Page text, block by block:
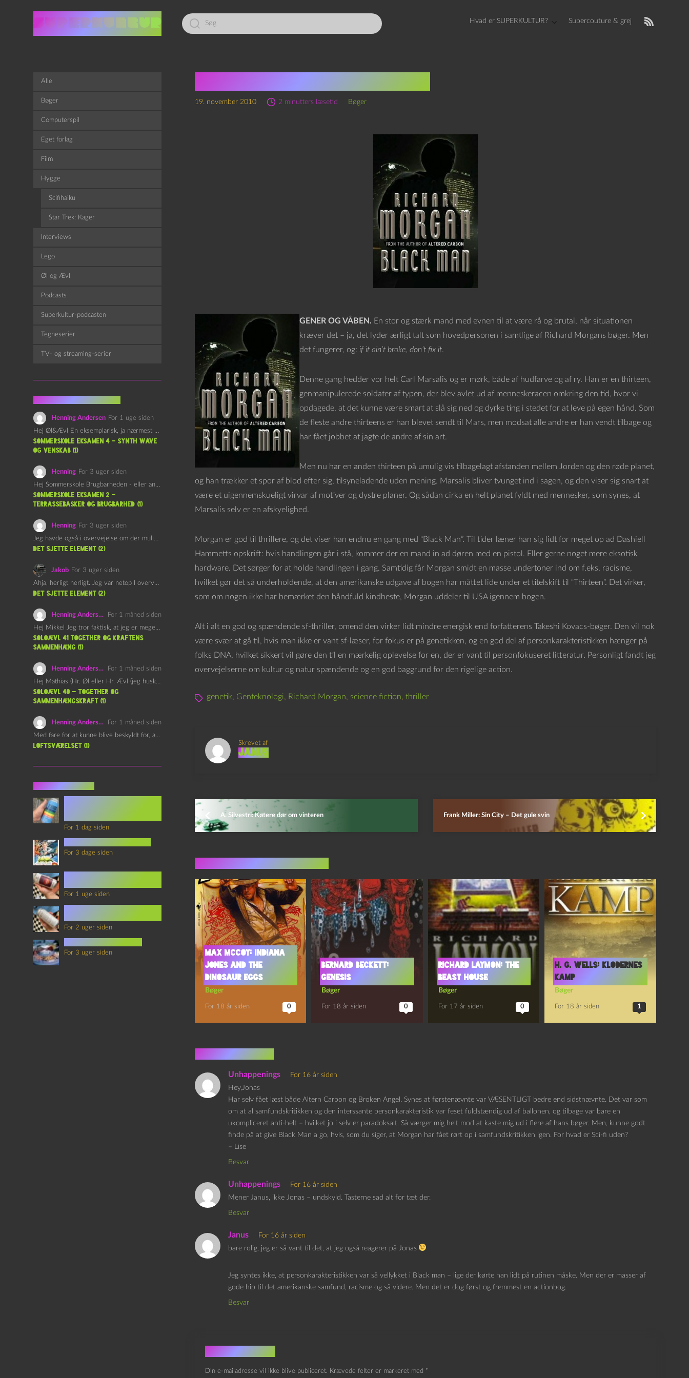
Led
efter:
Hvad er SUPERKULTUR? Supercouture & grej
19. november 2010 2 minutters læsetid Bøger
GENER OG VÅBEN. En stor og stærk mand med evnen til at være rå og brutal, når situationen
kræver det – ja, det lyder ærligt talt som hovedpersonen i samtlige af Richard Morgans bøger. Men
det fungerer, og: if it ain’t broke, don’t fix it.
Denne gang hedder vor helt Carl Marsalis og er mørk, både af hudfarve og af ry. Han er en thirteen,
genmanipulerede soldater af typen, der blev avlet ud af menneskeracen omkring den tid, hvor vi
opdagede, at det kunne være smart at slå sig ned og dyrke ting i stedet for at leve på egen hånd. Som
de fleste andre thirteens er han blevet sendt til Mars, men modsat alle andre er han vendt tilbage og
har fået jobbet at jagte de andre af sin art.
Men nu har en anden thirteen på umulig vis tilbagelagt afstanden mellem Jorden og den røde planet,
og han trækker et spor af blod efter sig, tilsyneladende uden mening. Marsalis bliver tvunget ind i sagen, og den viser sig snart at
være et uigennemskueligt virvar af motiver og dystre planer. Og sådan cirka en helt planet fyldt med mennesker, som synes, at
Marsalis selv er en afskyelighed.
Morgan er god til thrillere, og det viser han endnu en gang med “Black Man”. Til tider læner han sig lidt for meget op ad Dashiell
Hammetts opskrift: hvis handlingen går i stå, kommer der en mand in ad døren med en pistol. Eller gerne noget mere eksotisk
hardware. Det sørger for at holde handlingen i gang. Samtidig får Morgan smidt en masse undertoner ind om f.eks. racisme,
hvilket gør det så underholdende, at den amerikanske udgave af bogen har måttet lide under et titelskift til “Thirteen”. Det virker,
som om nogen ikke har bemærket den håndfuld kindheste, Morgan uddeler til USA igennem bogen.
Alt i alt en god og spændende sf-thriller, omend den virker lidt mindre energisk end forfatterens Takeshi Kovacs-bøger. Den vil nok
være svær at gå til, hvis man ikke er vant sf-læser, for fokus er på genetikken, og en god del af personkarakteristikken hænger på
folks DNA, hvilket sikkert vil gøre den til en mærkelig oplevelse for en, der er vant til personfokuseret litteratur. Personligt fandt jeg
overvejelserne om kultur og natur spændende og en god baggrund for den rigelige action.
genetik, Genteknologi, Richard Morgan, science fiction, thriller
Skrevet af
Janus
A. Silvestri: Køtere dør om vinteren Frank Miller: Sin City – Det gule svin
Max McCoy: Indiana
Jones and the
Dinosaur Eggs
Bøger
For 18 år siden 0
Bernard Beckett:
Genesis
Bøger
For 18 år siden 0
Richard Laymon: The
Beast House
Bøger
For 17 år siden 0
H. G. Wells: Klodernes
kamp
Bøger
For 18 år siden 1
3 kommentarer
Unhappenings
For 16 år siden
Hey,Jonas
Har selv fået læst både Altern Carbon og Broken Angel. Synes at førstenævnte var VÆSENTLIGT bedre end sidstnævnte. Det var som
om at al samfundskritikken og den interssante personkarakteristik var feset fuldstændig ud af ballonen, og tilbage var bare en
ukompliceret anti-helt – hvilket jo i selv er paradoksalt. Så værger mig helt mod at kaste mig ud i flere af hans bøger. Men, kunne godt
finde på at give Black Man a go, hvis, som du siger, at Morgan har fået rørt op i samfundskritikken igen. For hvad er Sci-fi uden?
– Lise
Besvar
Unhappenings
For 16 år siden
Mener Janus, ikke Jonas – undskyld. Tasterne sad alt for tæt der.
Besvar
Janus
For 16 år siden
bare rolig, jeg er så vant til det, at jeg også reagerer på Jonas
Jeg syntes ikke, at personkarakteristikken var så vellykket i Black man – lige der kørte han lidt på rutinen måske. Men der er masser af
gode hip til det amerikanske samfund, racisme og så videre. Men det er dog først og fremmest en actionbog.
Besvar
Skriv et svar
Din e-mailadresse vil ikke blive publiceret. Krævede felter er markeret med *
Alle
Bøger
Computerspil
Eget forlag
Film
Hygge
Scifihaiku
Star Trek: Kager
Interviews
Lego
Øl og Ævl
Podcasts
Superkultur-podcasten
Tegneserier
TV- og streaming-serier
Henning Andersen For 1 uge siden
Hej Øl&Ævl En eksemplarisk, ja nærmest yndefuld, afslutning på SOMMERSKOLEN.…
Sommerskole Eksamen 4 – Synth Wave
og Venskab (1)
Henning For 3 uger siden
Hej Sommerskole Brugbarheden - eller anvendeligheden - af "Øl&Ævl" er…
Sommerskole Eksamen 2 –
Terrassebasker og Brugbarhed (1)
Henning For 3 uger siden
Jeg havde også i overvejelse om der muligvis kunne være…
det sjette element (2)
Jakob For 3 uger siden
Ahja, herligt herligt. Jeg var netop I overvejelser om at…
det sjette element (2)
Henning Andersen
For 1 måned siden
Hej Mikkel Jeg tror faktisk, at jeg er meget enig…
Soloævl 41 Together og Kraftens
Sammenhæng (1)
Henning Andersen
For 1 måned siden
Hej Mathias (Hr. Øl eller Hr. Ævl (jeg husker ikke…
Soloævl 40 – Together og
sammenhængskraft (1)
Henning Andersen
For 1 måned siden
Med fare for at kunne blive beskyldt for, at være…
Loftsværelset (1)
For 1 dag siden
For 3 dage siden
For 1 uge siden
For 2 uger siden
For 3 uger siden